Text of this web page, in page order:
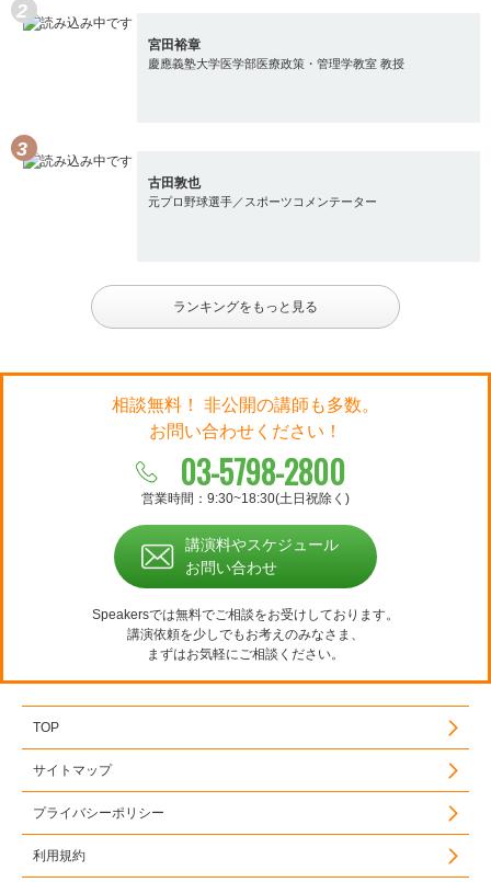
宮田裕章
慶應義塾大学医学部医療政策・管理学教室 教授
古田敦也
元プロ野球選手／スポーツコメンテーター
ランキングをもっと見る
相談無料！ 非公開の講師も多数。
お問い合わせください！
03-5798-2800
営業時間：9:30~18:30(土日祝除く)
講演料やスケジュール
お問い合わせ
Speakersでは無料でご相談をお受けしております。
講演依頼を少しでもお考えのみなさま、
まずはお気軽にご相談ください。
TOP
サイトマップ
プライバシーポリシー
利用規約